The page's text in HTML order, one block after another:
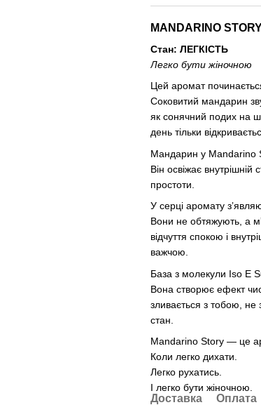
MANDARINO
Стан: ЛЕГКІСТЬ
Легко бути жіночною
Цей аромат
Соковитий мандарин
як сонячний подих на
день тільки
Мандарин у Mandarino
Він освіжає внутрішній
простоти.
У серці аромату
Вони не обтяжують, а
відчуття спокою і
важчою.
База з молекули Iso E
Вона створює ефект
зливається з тобою,
стан.
Mandarino Story — це
Коли легко дихати.
Легко рухатись.
І легко бути жіночною.
Доставка Оплата